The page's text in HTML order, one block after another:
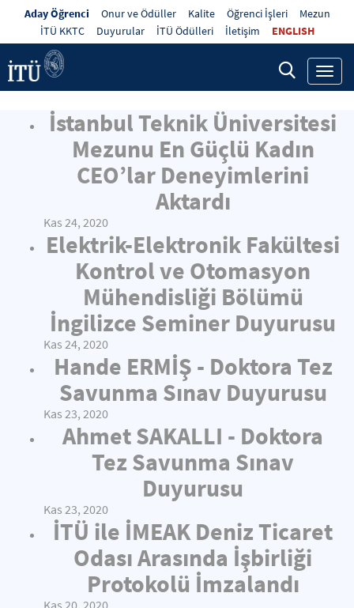
Aday Öğrenci Onur ve Ödüller Kalite Öğrenci İşleri
Mezun
İTÜ KKTC
Duyurular İTÜ Ödülleri İletişim ENGLISH
İstanbul Teknik Üniversitesi
Mezunu En Güçlü Kadın
CEO’lar Deneyimlerini
Aktardı
Kas 24, 2020
Elektrik-Elektronik Fakültesi
Kontrol ve Otomasyon
Mühendisliği Bölümü
İngilizce Seminer Duyurusu
Kas 24, 2020
Hande ERMİŞ - Doktora Tez
Savunma Sınav Duyurusu
Kas 23, 2020
Ahmet SAKALLI - Doktora
Tez Savunma Sınav
Duyurusu
Kas 23, 2020
İTÜ ile İMEAK Deniz Ticaret
Odası Arasında İşbirliği
Protokolü İmzalandı